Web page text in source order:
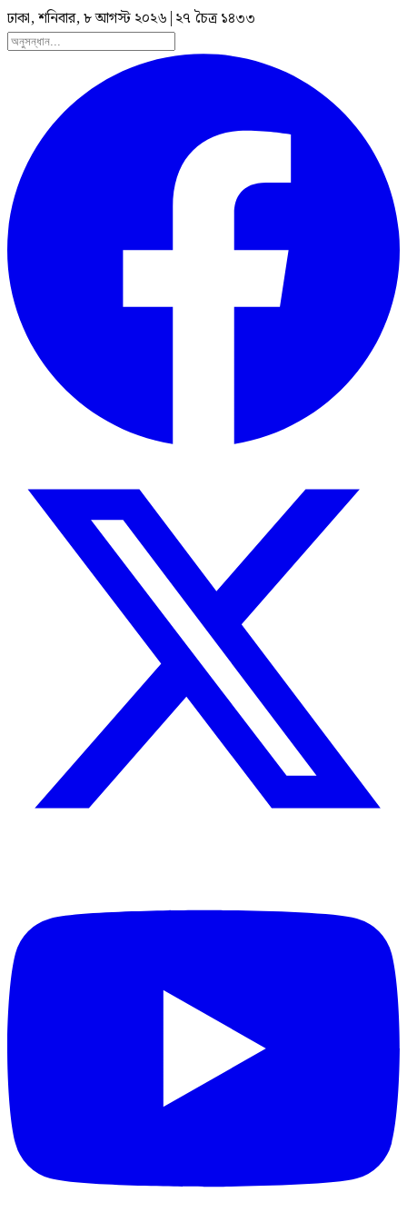
ঢাকা, শনিবার, ৮ আগস্ট ২০২৬ | ২৭ চৈত্র ১৪৩৩